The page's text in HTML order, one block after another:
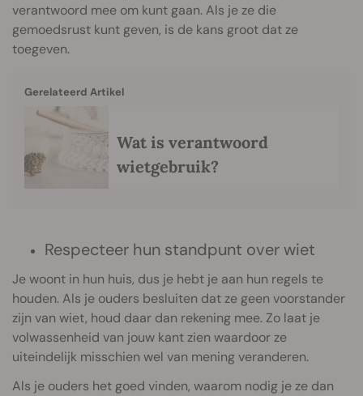
verantwoord mee om kunt gaan. Als je ze die
gemoedsrust kunt geven, is de kans groot dat ze
toegeven.
Gerelateerd Artikel
Wat is verantwoord
wietgebruik?
Respecteer hun standpunt over wiet
Je woont in hun huis, dus je hebt je aan hun regels te
houden. Als je ouders besluiten dat ze geen voorstander
zijn van wiet, houd daar dan rekening mee. Zo laat je
volwassenheid van jouw kant zien waardoor ze
uiteindelijk misschien wel van mening veranderen.
Als je ouders het goed vinden, waarom nodig je ze dan